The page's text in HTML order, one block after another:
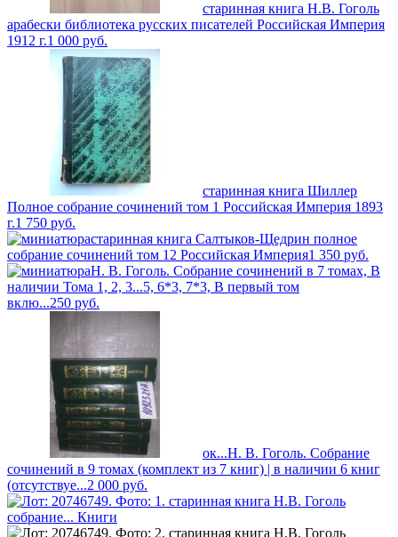
старинная книга Н.В. Гоголь
арабески библиотека русских писателей Российская Империя
1912 г.1 000 руб.
старинная книга Шиллер
Полное собрание сочинений том 1 Российская Империя 1893
г.1 750 руб.
старинная книга Салтыков-Щедрин полное
собрание сочинений том 12 Российская Империя1 350 руб.
Н. В. Гоголь. Собрание сочинений в 7 томах, В
наличии Тома 1, 2, 3...5, 6*3, 7*3, В первый том
вклю...250 руб.
ок...Н. В. Гоголь. Собрание
сочинений в 9 томах (комплект из 7 книг) | в наличии 6 книг
(отсутствуе...2 000 руб.